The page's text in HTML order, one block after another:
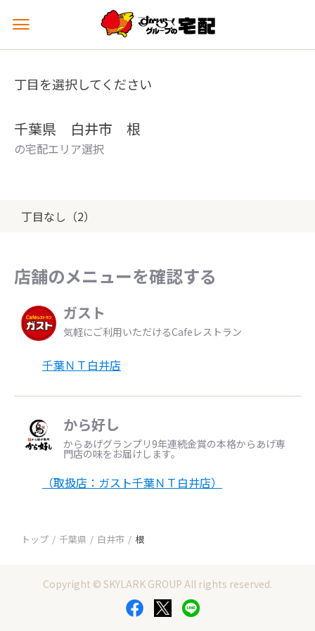
メ
ュ
を
丁目を選択してください
千葉県 白井市 根
の宅配エリア選択
丁目なし（2）
店舗のメニューを確認する
ガスト
気軽にご利用いただけるCafeレストラン
千葉ＮＴ白井店
から好し
からあげグランプリ9年連続金賞の本格からあげ専
門店の味をお届けします。
（取扱店：ガスト千葉ＮＴ白井店）
トップ 千葉県 白井市 根
Copyright © SKYLARK GROUP All rights reserved.